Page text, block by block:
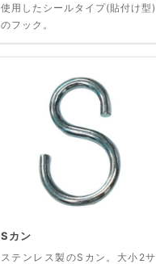
使用したシールタイプ(貼付け型)
のフック。
Sカン
ステンレス製のSカン。大小2サ